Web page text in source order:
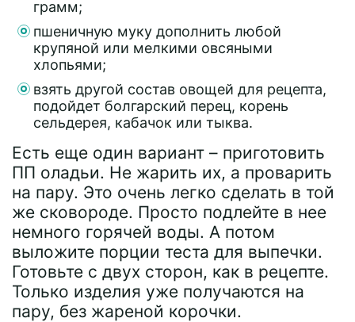
грамм;
пшеничную муку дополнить любой
крупяной или мелкими овсяными
хлопьями;
взять другой состав овощей для рецепта,
подойдет болгарский перец, корень
сельдерея, кабачок или тыква.
Есть еще один вариант – приготовить
ПП оладьи. Не жарить их, а проварить
на пару. Это очень легко сделать в той
же сковороде. Просто подлейте в нее
немного горячей воды. А потом
выложите порции теста для выпечки.
Готовьте с двух сторон, как в рецепте.
Только изделия уже получаются на
пару, без жареной корочки.